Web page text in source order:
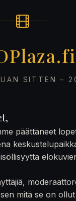
SITTEN –
päättäneet
mitä se on